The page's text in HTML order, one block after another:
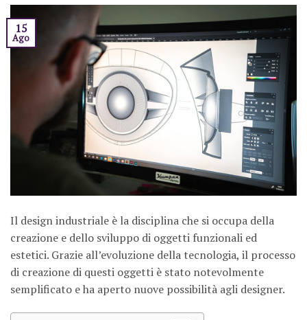
15
Ago
Il design industriale è la disciplina che si occupa della
creazione e dello sviluppo di oggetti funzionali ed
estetici. Grazie all’evoluzione della tecnologia, il processo
di creazione di questi oggetti è stato notevolmente
semplificato e ha aperto nuove possibilità agli designer.